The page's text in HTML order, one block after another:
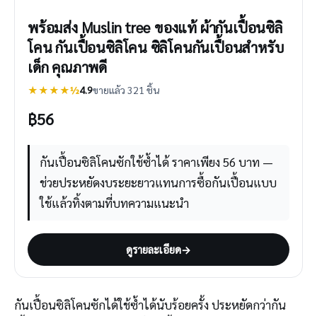
พร้อมส่ง Muslin tree ของแท้ ผ้ากันเปื้อนซิลิ
โคน กันเปื้อนซิลิโคน ซิลิโคนกันเปื้อนสำหรับ
เด็ก คุณภาพดี
★★★★½4.9ขายแล้ว 321 ชิ้น
฿56
กันเปื้อนซิลิโคนซักใช้ซ้ำได้ ราคาเพียง 56 บาท —
ช่วยประหยัดงบระยะยาวแทนการซื้อกันเปื้อนแบบ
ใช้แล้วทิ้งตามที่บทความแนะนำ
ดูรายละเอียด→
กันเปื้อนซิลิโคนซักได้ใช้ซ้ำได้นับร้อยครั้ง ประหยัดกว่ากัน